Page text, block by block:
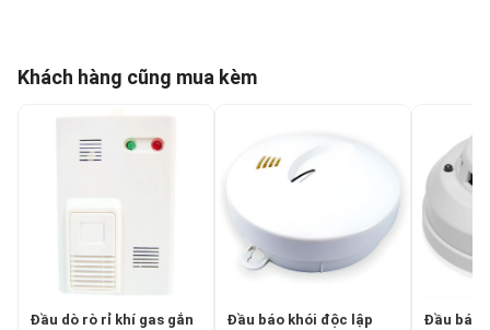
Khách hàng cũng mua kèm
Đầu dò rò rỉ khí gas gắn
Đầu báo khói độc lập
Đầu báo